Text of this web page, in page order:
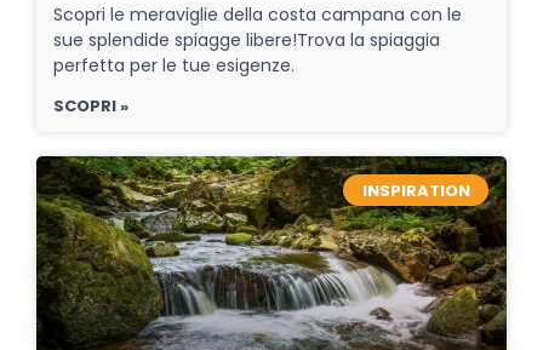
Scopri le meraviglie della costa campana con le
sue splendide spiagge libere!Trova la spiaggia
perfetta per le tue esigenze.
SCOPRI »
INSPIRATION